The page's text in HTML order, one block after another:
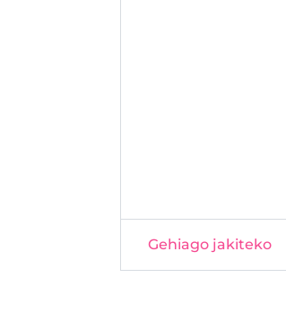
Gehiago jakiteko